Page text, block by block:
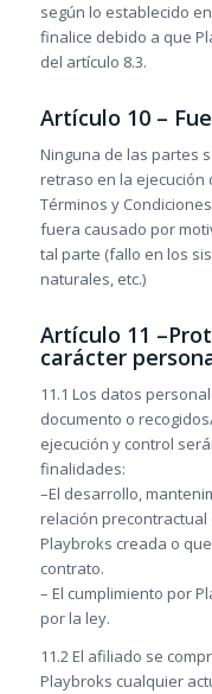
según lo establecido
finalice debido a que
del artículo 8.3.
Artículo 10 –
Ninguna de las partes
retraso en la ejecución
Términos y
fuera causado por
tal parte (fallo en los
naturales, etc.)
Artículo 11
carácter
11.1 Los datos
documento o
ejecución y control
finalidades:
–El desarrollo,
relación
Playbroks creada o
contrato.
– El cumplimiento por
por la ley.
11.2 El afiliado se
Playbroks cualquier